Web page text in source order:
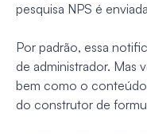
pesquisa NPS é
Por padrão, essa
de administrador. Mas
bem como o
do construtor de